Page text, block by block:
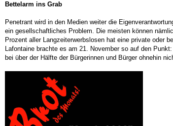
Bettelarm ins Grab
Penetrant wird in den Medien weiter die
ein gesellschaftliches Problem. Die meisten können
Prozent aller Langzeiterwerbslosen hat eine private oder
Lafontaine brachte es am 21. November so auf den
bei über der Hälfte der Bürgerinnen und Bürger ohnehin